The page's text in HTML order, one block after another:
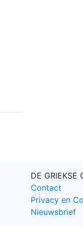
DE GRIEKSE
Contact
Privacy en
Nieuwsbrief